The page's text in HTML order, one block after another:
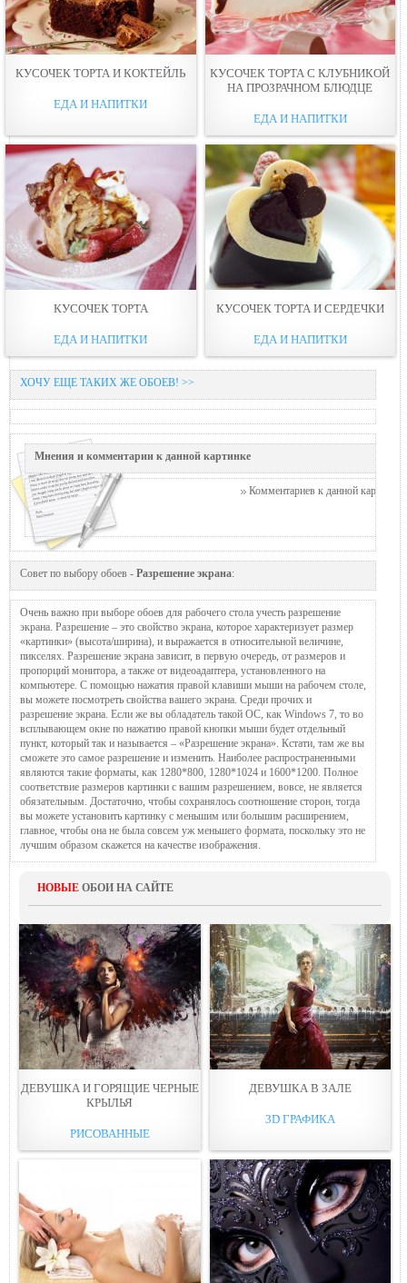
КУСОЧЕК ТОРТА И КОКТЕЙЛЬ
ЕДА И НАПИТКИ
КУСОЧЕК ТОРТА С КЛУБНИКОЙ
НА ПРОЗРАЧНОМ БЛЮДЦЕ
ЕДА И НАПИТКИ
КУСОЧЕК ТОРТА
ЕДА И НАПИТКИ
КУСОЧЕК ТОРТА И СЕРДЕЧКИ
ЕДА И НАПИТКИ
ХОЧУ ЕЩЕ ТАКИХ ЖЕ ОБОЕВ! >>
Мнения и комментарии к данной картинке
Комментариев к данной картинке
Совет по выбору обоев - Разрешение экрана:
Очень важно при выборе обоев для рабочего стола учесть разрешение
экрана. Разрешение – это свойство экрана, которое характеризует размер
«картинки» (высота/ширина), и выражается в относительной величине,
пикселях. Разрешение экрана зависит, в первую очередь, от размеров и
пропорций монитора, а также от видеоадаптера, установленного на
компьютере. С помощью нажатия правой клавиши мыши на рабочем столе,
вы можете посмотреть свойства вашего экрана. Среди прочих и
разрешение экрана. Если же вы обладатель такой ОС, как Windows 7, то во
всплывающем окне по нажатию правой кнопки мыши будет отдельный
пункт, который так и называется – «Разрешение экрана». Кстати, там же вы
сможете это самое разрешение и изменить. Наиболее распространенными
являются такие форматы, как 1280*800, 1280*1024 и 1600*1200. Полное
соответствие размеров картинки с вашим разрешением, вовсе, не является
обязательным. Достаточно, чтобы сохранялось соотношение сторон, тогда
вы можете установить картинку с меньшим или большим расширением,
главное, чтобы она не была совсем уж меньшего формата, поскольку это не
лучшим образом скажется на качестве изображения.
НОВЫЕ ОБОИ НА САЙТЕ
ДЕВУШКА И ГОРЯЩИЕ ЧЕРНЫЕ
КРЫЛЬЯ
РИСОВАННЫЕ
ДЕВУШКА В ЗАЛE
3D ГРАФИКА